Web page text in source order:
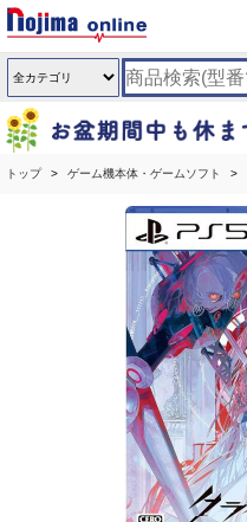
トップ ゲーム機本体・ゲームソフト